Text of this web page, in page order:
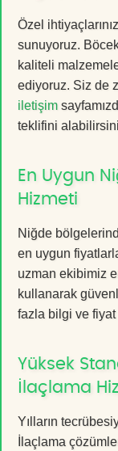
Özel
sunuyoruz.
kaliteli
ediyoruz. Siz de
iletişim
teklifini
En Uygun
Hizmeti
Niğde
en uygun
uzman ekibimiz
kullanarak
fazla bilgi ve
Yüksek
İlaçlama
Yılların
İlaçlama